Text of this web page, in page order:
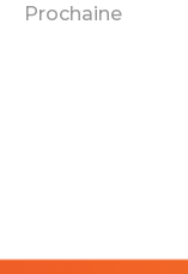
Prochaine